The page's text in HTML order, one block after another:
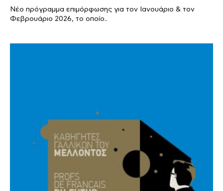
Νέο πρόγραμμα επιμόρφωσης για τον Ιανουάριο & τον
Φεβρουάριο 2026, το οποίο..